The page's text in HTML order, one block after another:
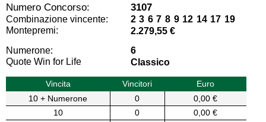
Numero Concorso: 3107
Combinazione vincente:
2 3 6 7 8 9 12 14 17 19
Montepremi:
2.279,55 €
Numerone:
6
Quote Win for Life
Classico
Vincita Vincitori
Euro
10 + Numerone
0
0,00 €
10
0
0,00 €